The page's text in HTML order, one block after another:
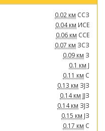
0.02 км ССЗ
0.04 км ИСЕ
0.06 км ССЕ
0.07 км ЗСЗ
0.09 км З
0.1 км Ј
0.11 км С
0.13 км ЗЈЗ
0.14 км ЈЈЗ
0.14 км ЗЈЗ
0.15 км ЈЗ
0.17 км С